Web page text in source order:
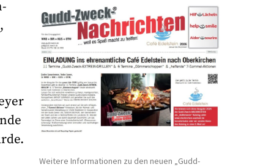
Weitere Informationen zu den neuen „Gudd-